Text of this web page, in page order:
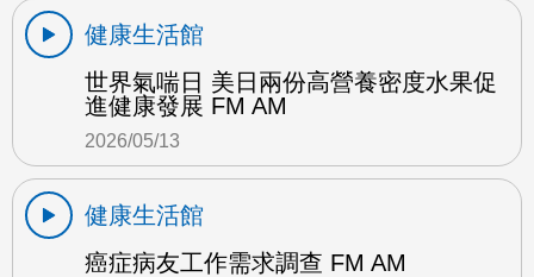
健康生活館
世界氣喘日 美日兩份高營養密度水果促
進健康發展 FM AM
2026/05/13
健康生活館
癌症病友工作需求調查 FM AM